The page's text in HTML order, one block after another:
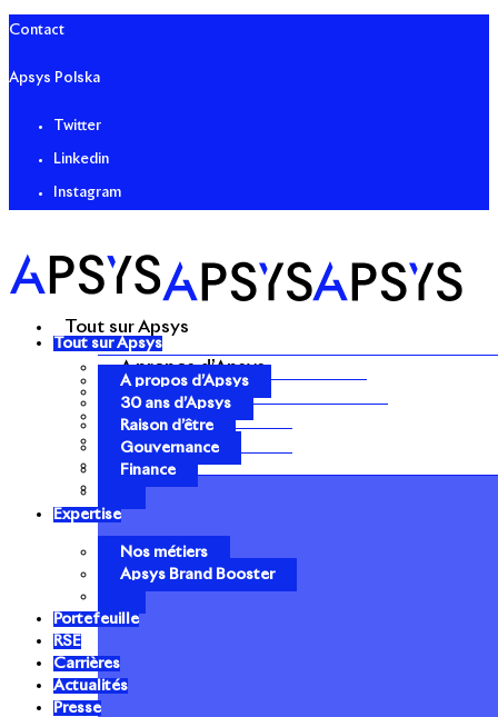
Contact
Apsys Polska
Twitter
Linkedin
Instagram
Tout sur Apsys
A propos d’Apsys
30 ans d’Apsys
Raison d’être
Gouvernance
Finance
Tout sur Apsys
A propos d’Apsys
30 ans d’Apsys
Raison d’être
Gouvernance
Finance
Expertise
Nos métiers
Apsys Brand Booster
Portefeuille
RSE
Carrières
Actualités
Presse